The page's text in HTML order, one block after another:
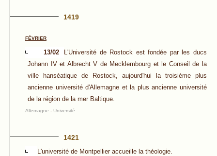
1419
FÉVRIER
13/02
L'Université de Rostock est fondée par les ducs
Johann IV et Albrecht V de Mecklembourg et le Conseil de la
ville hanséatique de Rostock, aujourd'hui la troisième plus
ancienne université d'Allemagne et la plus ancienne université
de la région de la mer Baltique.
Allemagne - Université
1421
L'université de Montpellier accueille la théologie.